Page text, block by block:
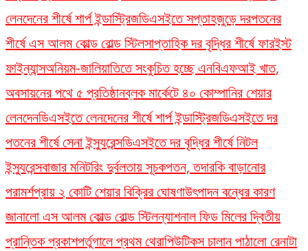
লেনদেনের শীর্ষে শার্প ইন্ডাস্ট্রিজডিএসইতে সপ্তাহজুড়ে দরপতনের
শীর্ষে এস আলম কোল্ড রোল্ড স্টিলসাপ্তাহিক দর বৃদ্ধির শীর্ষে ফারইস্ট
ফাইন্যান্সঅনিয়ম-জালিয়াতিতে সংকুচিত হচ্ছে এনবিএফআই খাত,
অবসায়নের পথে ৫ প্রতিষ্ঠানব্লক মার্কেটে ৪০ কোম্পানির শেয়ার
লেনদেনডিএসইতে লেনদেনের শীর্ষে শার্প ইন্ডাস্ট্রিজডিএসইতে দর
পতনের শীর্ষে সেনা ইন্স্যুরেন্সডিএসইতে দর বৃদ্ধির শীর্ষে নিটল
ইন্স্যুরেন্সবাজার মনিটরিং দুর্বলতায় সূচকপতন, তদারকি বাড়ানোর
পরামর্শপ্রায় ২ কোটি শেয়ার বিক্রির ঘোষণাউৎপাদন বন্ধের কারণ
জানালো এস আলম কোল্ড রোল্ড স্টিলন্যাশনাল ফিড মিলের দ্বিতীয়
প্রান্তিক প্রকাশপর্তুগালে প্রথম থেরাপিউটিকস চালান পাঠালো রেনাটা